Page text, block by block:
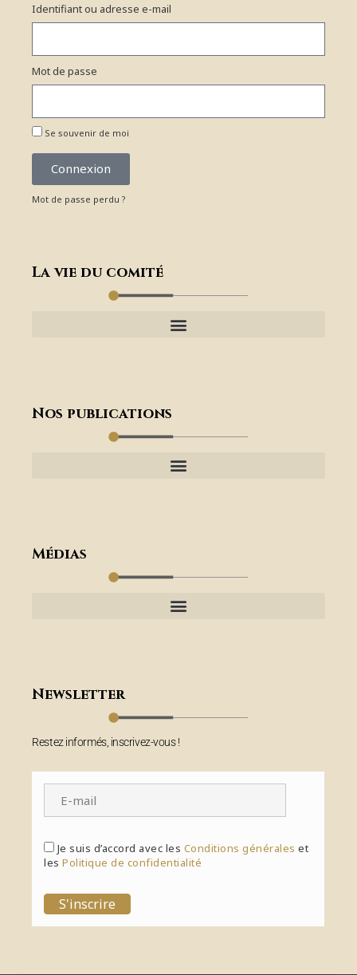
Identifiant ou adresse e-mail
Mot de passe
Se souvenir de moi
Connexion
Mot de passe perdu ?
La vie du comité
Nos publications
Médias
Newsletter
Restez informés, inscrivez-vous !
Je suis d’accord avec les Conditions générales et
lesPolitique de confidentialité
S'inscrire